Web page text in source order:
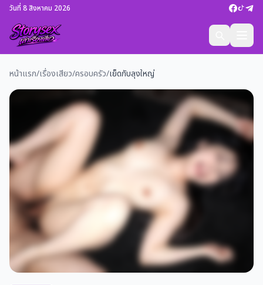
วันที่ 8 สิงหาคม 2026
หน้าแรก/เรื่องเสียว/ครอบครัว/เย็ดกับลุงใหญ่